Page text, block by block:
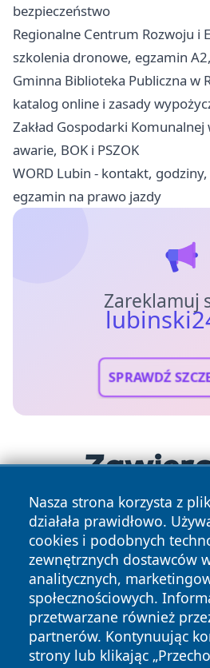
bezpieczeństwo
Regionalne Centrum Rozwoju i
szkolenia dronowe, egzamin
Gminna Biblioteka Publiczna w
katalog online i zasady
Zakład Gospodarki
awarie, BOK i PSZOK
WORD Lubin - kontakt,
egzamin na prawo jazdy
Zareklamuj
SPRAWDŹ
Nasza strona korzysta z
działała prawidłowo.
cookies i podobnych
zewnętrznych dostawców
analitycznych,
społecznościowych.
przetwarzane również
partnerów. Kontynuując
strony lub klikając
Copyright © 2026 lubinski24.pl